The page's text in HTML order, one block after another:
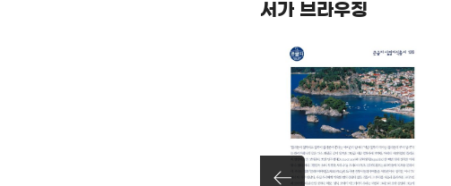
서가 브라우징